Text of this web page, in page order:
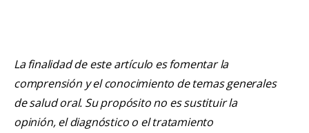
La finalidad de este artículo es fomentar la
comprensión y el conocimiento de temas generales
de salud oral. Su propósito no es sustituir la
opinión, el diagnóstico o el tratamiento